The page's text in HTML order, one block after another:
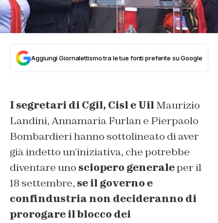
Aggiungi Giornalettismo tra le tue fonti preferite su Google
I segretari di Cgil, Cisl e Uil Maurizio
Landini, Annamaria Furlan e Pierpaolo
Bombardieri hanno sottolineato di aver
già indetto un’iniziativa, che potrebbe
diventare uno sciopero generaleper il
18 settembre, se il governo e
confindustria non decideranno di
prorogare il blocco dei